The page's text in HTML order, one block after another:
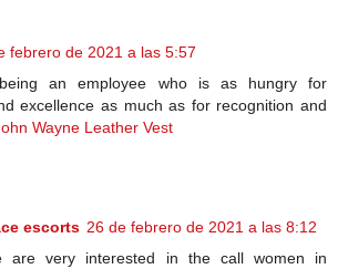
febrero de 2021 a las 5:57
an employee who is as hungry for
excellence as much as for recognition and
Wayne Leather Vest
escorts 26 de febrero de 2021 a las 8:12
are very interested in the call women in